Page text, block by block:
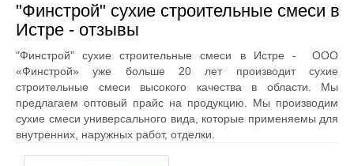
"Финстрой" сухие строительные смеси в
Истре - отзывы
"Финстрой" сухие строительные смеси в Истре - ООО
«Финстрой» уже больше 20 лет производит сухие
строительные смеси высокого качества в области. Мы
предлагаем оптовый прайс на продукцию. Мы производим
сухие смеси универсального вида, которые применяемы для
внутренних, наружных работ, отделки.